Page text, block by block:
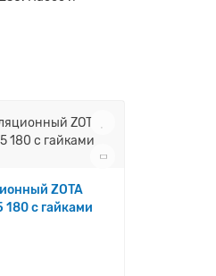
ZOTA
180 с гайками